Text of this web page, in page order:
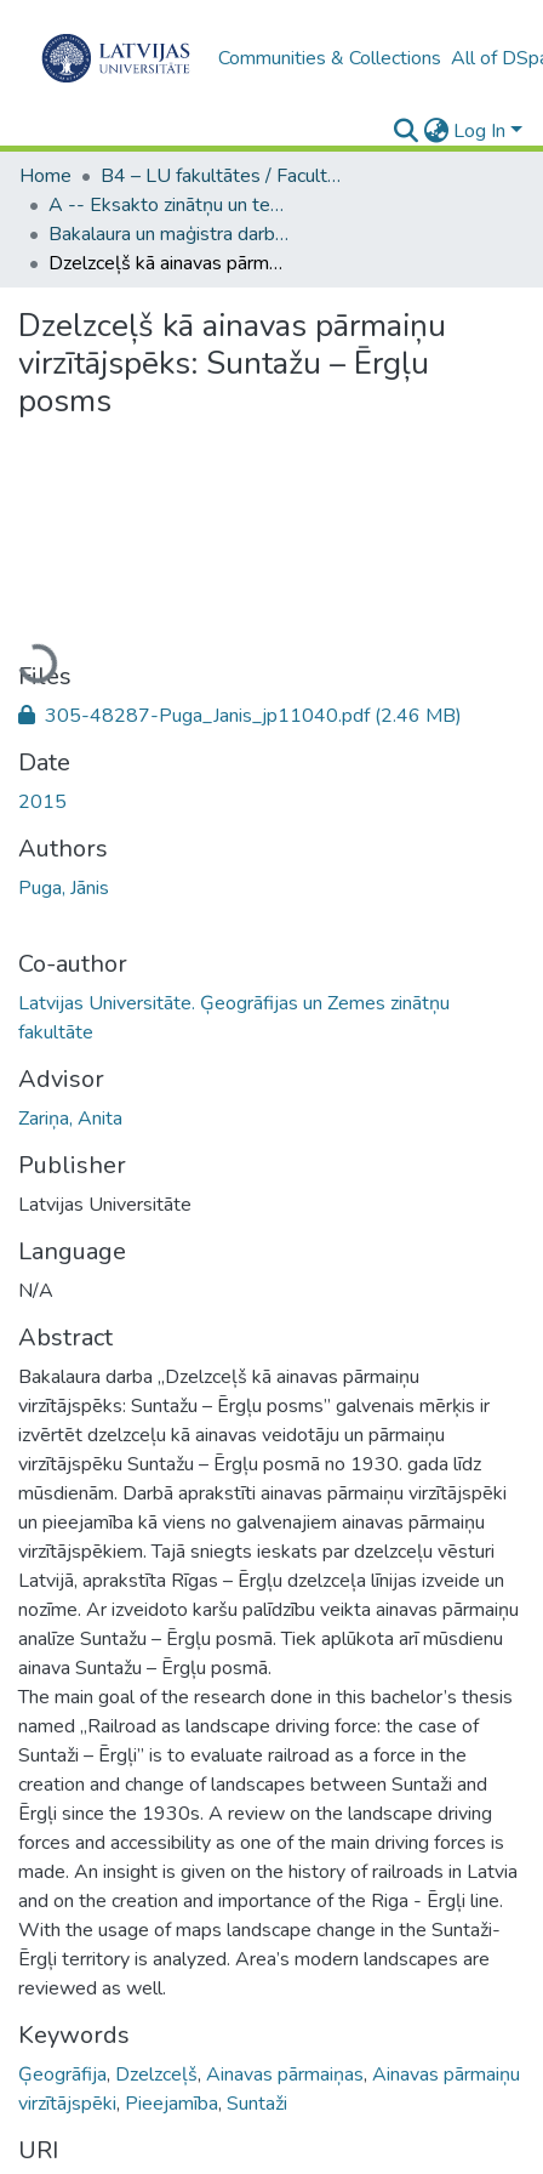
Communities & Collections All of
Log In
Home
B4 – LU fakultātes / Faculties of the UL
A -- Eksakto zinātņu un tehnoloģiju fakultāte / Faculty of Science and Technology
Bakalaura un maģistra darbi (EZTF) / Bachelor's and Master's theses
Dzelzceļš kā ainavas pārmaiņu virzītājspēks: Suntažu – Ērgļu posms
Dzelzceļš kā ainavas pārmaiņu
virzītājspēks: Suntažu – Ērgļu
posms
Loading...
Files
305-48287-Puga_Janis_jp11040.pdf(2.46 MB)
Date
2015
Authors
Puga, Jānis
Co-author
Latvijas Universitāte. Ģeogrāfijas un Zemes zinātņu
fakultāte
Advisor
Zariņa, Anita
Publisher
Latvijas Universitāte
Language
N/A
Abstract
Bakalaura darba „Dzelzceļš kā ainavas pārmaiņu
virzītājspēks: Suntažu – Ērgļu posms” galvenais mērķis ir
izvērtēt dzelzceļu kā ainavas veidotāju un pārmaiņu
virzītājspēku Suntažu – Ērgļu posmā no 1930. gada līdz
mūsdienām. Darbā aprakstīti ainavas pārmaiņu virzītājspēki
un pieejamība kā viens no galvenajiem ainavas pārmaiņu
virzītājspēkiem. Tajā sniegts ieskats par dzelzceļu vēsturi
Latvijā, aprakstīta Rīgas – Ērgļu dzelzceļa līnijas izveide un
nozīme. Ar izveidoto karšu palīdzību veikta ainavas pārmaiņu
analīze Suntažu – Ērgļu posmā. Tiek aplūkota arī mūsdienu
ainava Suntažu – Ērgļu posmā.
The main goal of the research done in this bachelor’s thesis
named „Railroad as landscape driving force: the case of
Suntaži – Ērgļi” is to evaluate railroad as a force in the
creation and change of landscapes between Suntaži and
Ērgļi since the 1930s. A review on the landscape driving
forces and accessibility as one of the main driving forces is
made. An insight is given on the history of railroads in Latvia
and on the creation and importance of the Riga - Ērgļi line.
With the usage of maps landscape change in the Suntaži-
Ērgļi territory is analyzed. Area’s modern landscapes are
reviewed as well.
Keywords
Ģeogrāfija, Dzelzceļš, Ainavas pārmaiņas, Ainavas pārmaiņu
virzītājspēki, Pieejamība, Suntaži
URI